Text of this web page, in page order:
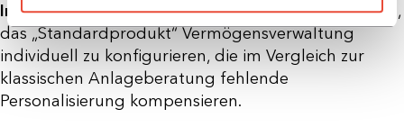
Individualisierung:Aus Kundensicht kann die Option,
das „Standardprodukt“ Vermögensverwaltung
individuell zu konfigurieren, die im Vergleich zur
klassischen Anlageberatung fehlende
Personalisierung kompensieren.